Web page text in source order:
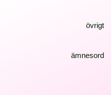
övrigt
ämnesord